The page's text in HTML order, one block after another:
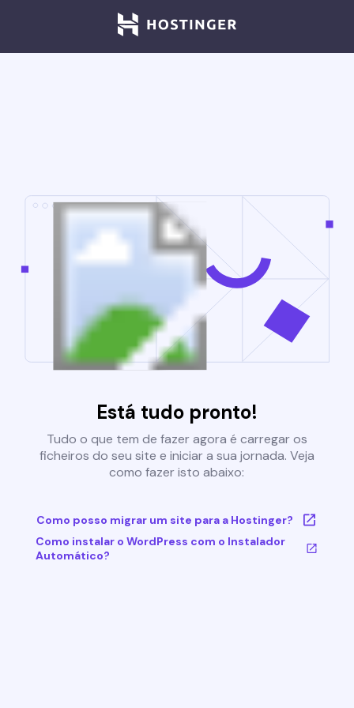
Está tudo pronto!
Tudo o que tem de fazer agora é carregar os
ficheiros do seu site e iniciar a sua jornada. Veja
como fazer isto abaixo:
Como posso migrar um site para a Hostinger?
Como instalar o WordPress com o Instalador
Automático?